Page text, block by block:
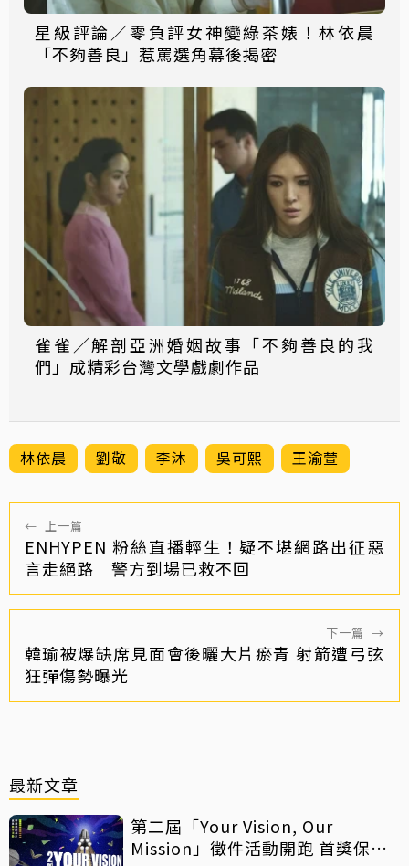
星級評論／零負評女神變綠茶婊！林依晨
「不夠善良」惹罵選角幕後揭密
雀雀／解剖亞洲婚姻故事「不夠善良的我
們」成精彩台灣文學戲劇作品
林依晨 劉敬 李沐 吳可熙 王渝萱
← 上一篇
ENHYPEN 粉絲直播輕生！疑不堪網路出征惡
言走絕路 警方到場已救不回
下一篇 →
韓瑜被爆缺席見面會後曬大片瘀青 射箭遭弓弦
狂彈傷勢曝光
最新文章
第二屆「Your Vision, Our
Mission」徵件活動開跑 首獎保證